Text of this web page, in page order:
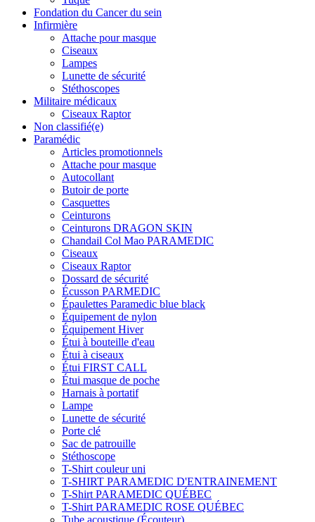
Fondation du Cancer du sein
Infirmière
Attache pour masque
Ciseaux
Lampes
Lunette de sécurité
Stéthoscopes
Militaire médicaux
Ciseaux Raptor
Non classifié(e)
Paramédic
Articles promotionnels
Attache pour masque
Autocollant
Butoir de porte
Casquettes
Ceinturons
Ceinturons DRAGON SKIN
Chandail Col Mao PARAMEDIC
Ciseaux
Ciseaux Raptor
Dossard de sécurité
Écusson PARMEDIC
Épaulettes Paramedic blue black
Équipement de nylon
Équipement Hiver
Étui à bouteille d'eau
Étui à ciseaux
Étui FIRST CALL
Étui masque de poche
Harnais à portatif
Lampe
Lunette de sécurité
Porte clé
Sac de patrouille
Stéthoscope
T-Shirt couleur uni
T-SHIRT PARAMEDIC D'ENTRAINEMENT
T-Shirt PARAMEDIC QUÉBEC
T-Shirt PARAMEDIC ROSE QUÉBEC